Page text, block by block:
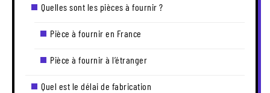
Quelles sont les pièces à fournir ?
Pièce à fournir en France
Pièce à fournir à l’étranger
Quel est le délai de fabrication